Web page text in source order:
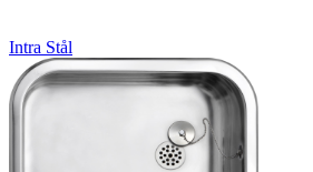
Intra Stål